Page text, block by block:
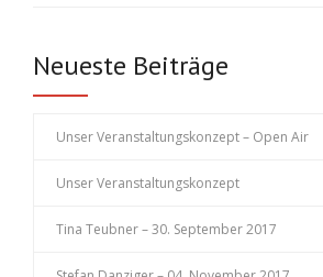
Neueste Beiträge
Unser Veranstaltungskonzept – Open Air
Unser Veranstaltungskonzept
Tina Teubner – 30. September 2017